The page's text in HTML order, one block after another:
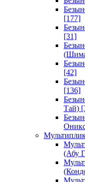
[177]
[31]
[42]
[136]
Тай)
(Абу